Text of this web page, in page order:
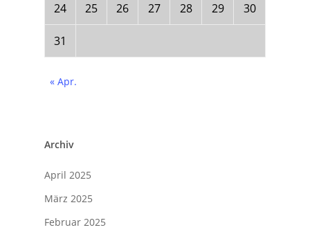
24 25 26 27 28 29 30
31
« Apr.
Archiv
April 2025
März 2025
Februar 2025